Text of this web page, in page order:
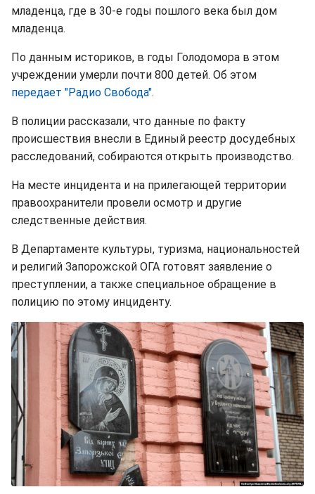
младенца, где в 30-е годы пошлого века был дом
младенца.
По данным историков, в годы Голодомора в этом
учреждении умерли почти 800 детей. Об этом
передает "Радио Свобода".
В полиции рассказали, что данные по факту
происшествия внесли в Единый реестр досудебных
расследований, собираются открыть производство.
На месте инцидента и на прилегающей территории
правоохранители провели осмотр и другие
следственные действия.
В Департаменте культуры, туризма, национальностей
и религий Запорожской ОГА готовят заявление о
преступлении, а также специальное обращение в
полицию по этому инциденту.